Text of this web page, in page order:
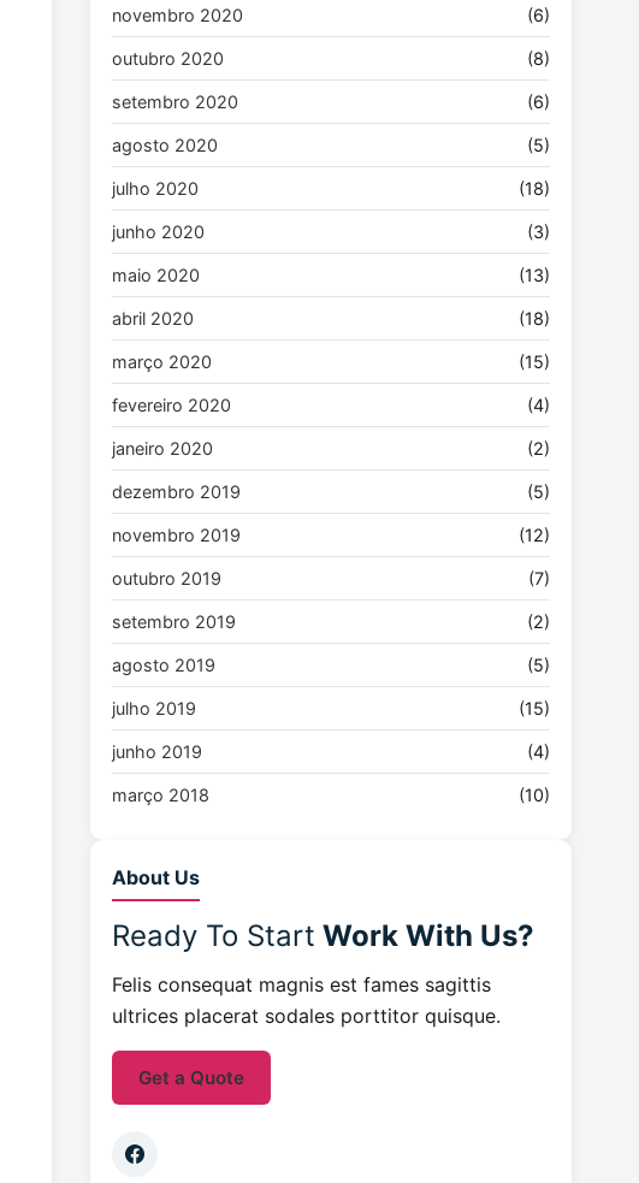
novembro 2020 (6)
outubro 2020 (8)
setembro 2020 (6)
agosto 2020 (5)
julho 2020 (18)
junho 2020 (3)
maio 2020 (13)
abril 2020 (18)
março 2020 (15)
fevereiro 2020 (4)
janeiro 2020 (2)
dezembro 2019 (5)
novembro 2019 (12)
outubro 2019 (7)
setembro 2019 (2)
agosto 2019 (5)
julho 2019 (15)
junho 2019 (4)
março 2018 (10)
About Us
Ready To Start Work With Us?
Felis consequat magnis est fames sagittis
ultrices placerat sodales porttitor quisque.
Get a Quote